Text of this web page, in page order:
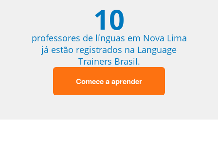
10
professores de línguas em Nova Lima
já estão registrados na Language
Trainers Brasil.
Comece a aprender